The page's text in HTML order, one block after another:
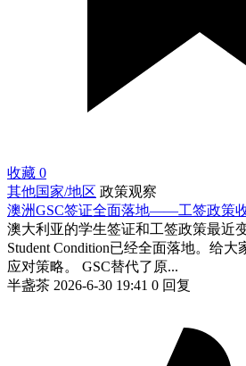
收藏 0
其他国家/地区 政策观察
澳洲GSC签证全面落地——工签政策
澳大利亚的学生签证和工签政策最近
Student Condition已经全面落地。给
应对策略。 GSC替代了原...
半盏茶 2026-6-30 19:41 0 回复